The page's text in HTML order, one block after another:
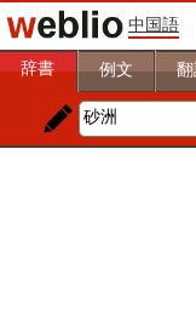
中国語
辞書 例文